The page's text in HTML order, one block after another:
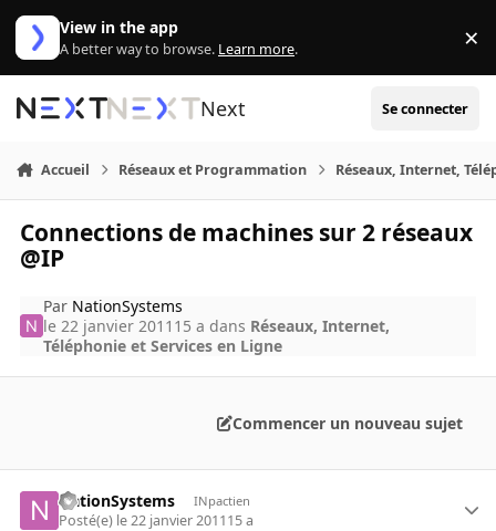
Aller au contenu
View in the app
A better way to browse. Learn more. ×
Next Se connecter
Accueil Réseaux et Programmation Réseaux, Internet,
Connections de machines sur 2 réseaux
@IP
Par NationSystems
le 22 janvier 2011 15 a dans Réseaux, Internet,
Téléphonie et Services en Ligne
Commencer un nouveau sujet
NationSystems INpactien
Posté(e) le 22 janvier 201115 a